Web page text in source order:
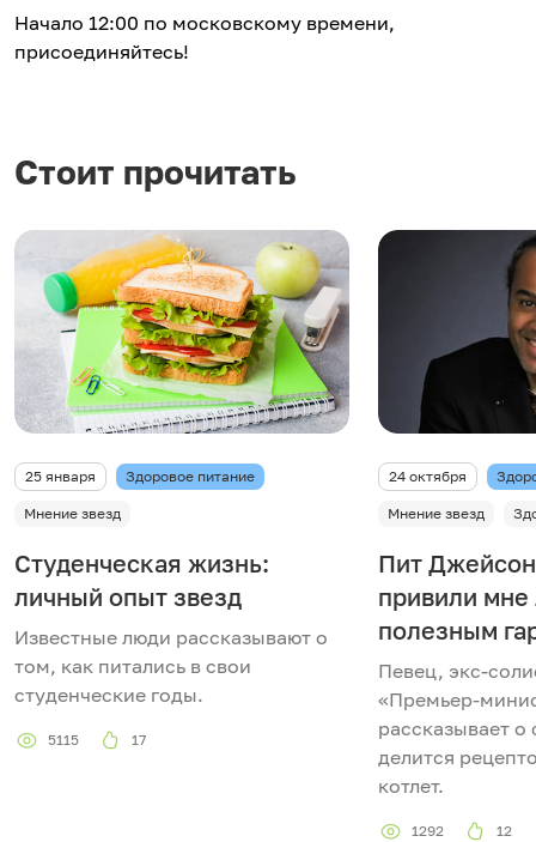
Начало 12:00 по московскому времени,
присоединяйтесь!
Стоит прочитать
25 января Здоровое питание
Мнение звезд
Студенческая жизнь:
личный опыт звезд
Известные люди рассказывают о
том, как питались в свои
студенческие годы.
5115 17
24 октября
Мнение звезд
Пит
привили
полезным
Певец, экс-
«Премьер-
рассказывает
делится
котлет.
1292 12